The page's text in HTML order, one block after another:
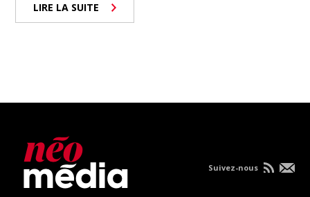
LIRE LA SUITE
Suivez-nous